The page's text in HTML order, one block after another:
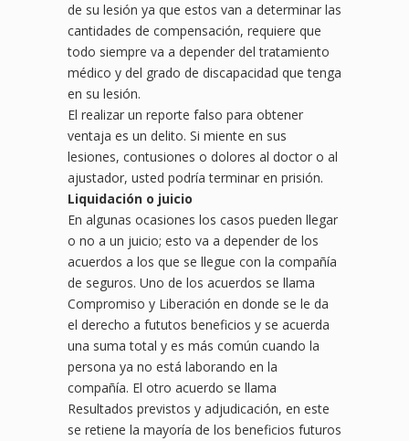
de su lesión ya que estos van a determinar las
cantidades de compensación, requiere que
todo siempre va a depender del tratamiento
médico y del grado de discapacidad que tenga
en su lesión.
El realizar un reporte falso para obtener
ventaja es un delito. Si miente en sus
lesiones, contusiones o dolores al doctor o al
ajustador, usted podría terminar en prisión.
Liquidación o juicio
En algunas ocasiones los casos pueden llegar
o no a un juicio; esto va a depender de los
acuerdos a los que se llegue con la compañía
de seguros. Uno de los acuerdos se llama
Compromiso y Liberación en donde se le da
el derecho a fututos beneficios y se acuerda
una suma total y es más común cuando la
persona ya no está laborando en la
compañía. El otro acuerdo se llama
Resultados previstos y adjudicación, en este
se retiene la mayoría de los beneficios futuros